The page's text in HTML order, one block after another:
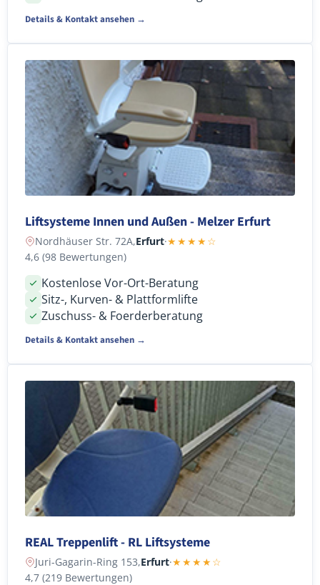
Details & Kontakt ansehen →
Liftsysteme Innen und Außen - Melzer Erfurt
Nordhäuser Str. 72A,Erfurt·★★★★☆
4,6 (98 Bewertungen)
Kostenlose Vor-Ort-Beratung
Sitz-, Kurven- & Plattformlifte
Zuschuss- & Foerderberatung
Details & Kontakt ansehen →
REAL Treppenlift - RL Liftsysteme
Juri-Gagarin-Ring 153,Erfurt·★★★★☆
4,7 (219 Bewertungen)